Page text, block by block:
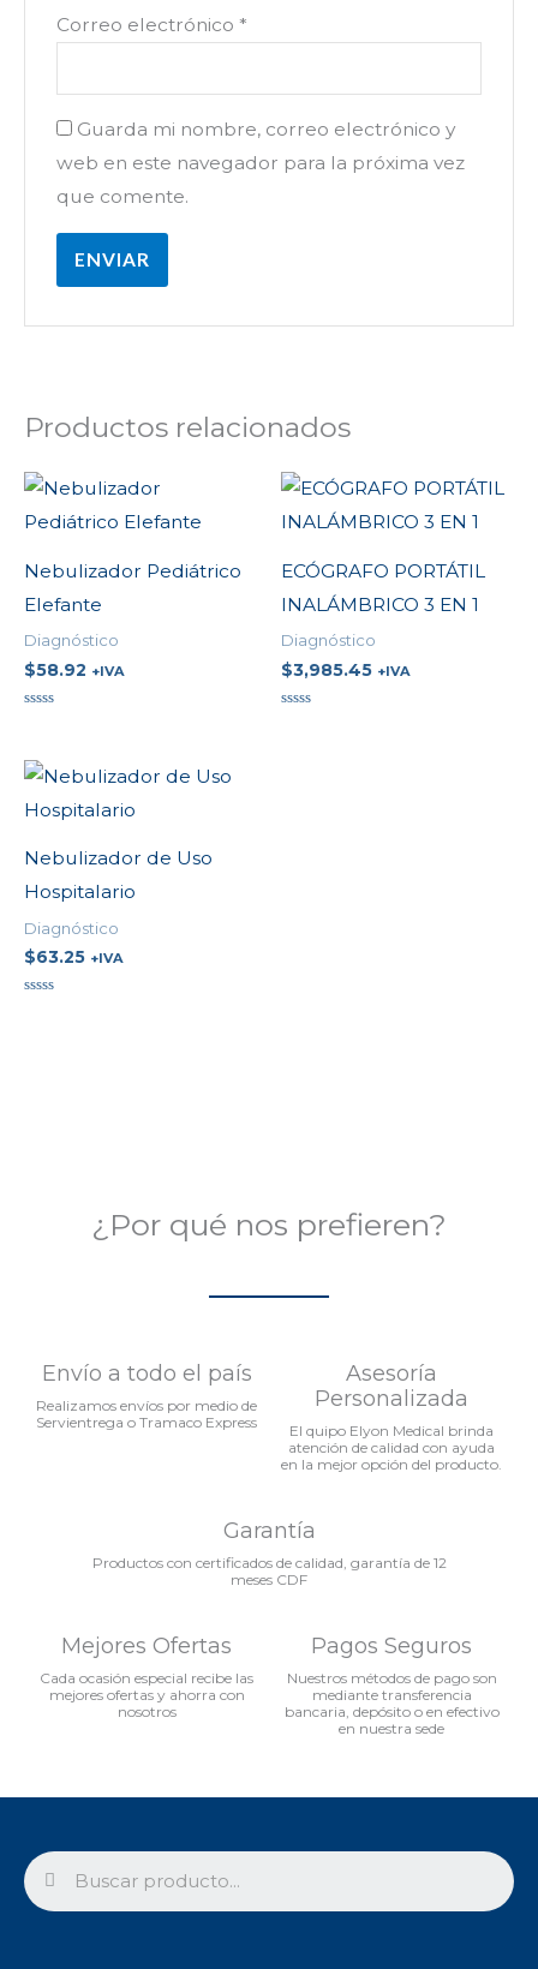
Correo electrónico *
Guarda mi nombre, correo electrónico y
web en este navegador para la próxima vez
que comente.
Productos relacionados
Nebulizador Pediátrico
Elefante
Diagnóstico
$58.92 +IVA
de
5
ECÓGRAFO PORTÁTIL
INALÁMBRICO 3 EN 1
Diagnóstico
$3,985.45 +IVA
Nebulizador de Uso
Hospitalario
Diagnóstico
$63.25 +IVA
¿Por qué nos prefieren?
Envío a todo el país
Realizamos envíos por medio de
Servientrega o Tramaco Express
Asesoría
Personalizada
El quipo Elyon Medical brinda
atención de calidad con ayuda
en la mejor opción del producto.
Garantía
Productos con certificados de calidad, garantía de 12
meses CDF
Mejores Ofertas
Cada ocasión especial recibe las
mejores ofertas y ahorra con
nosotros
Pagos Seguros
Nuestros métodos de pago son
mediante transferencia
bancaria, depósito o en efectivo
en nuestra sede